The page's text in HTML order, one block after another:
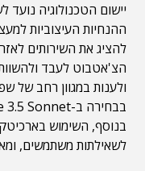
יישום הטכנולוגיה
ההנחיות העיצוביות
להציג את השירותים
הצ'אטבוט לעבד ולהשוות
ולענות במגוון רחב של
לשאילתות משתמשים,